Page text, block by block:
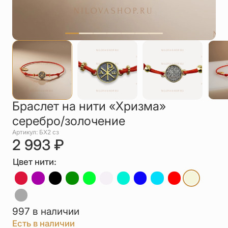
Чётки
Шнурки на
Другое
Браслет на нити «Хризма»
серебро/золочение
Артикул: БХ2 сз
2 993 ₽
Цвет нити:
997 в наличии
Есть в наличии